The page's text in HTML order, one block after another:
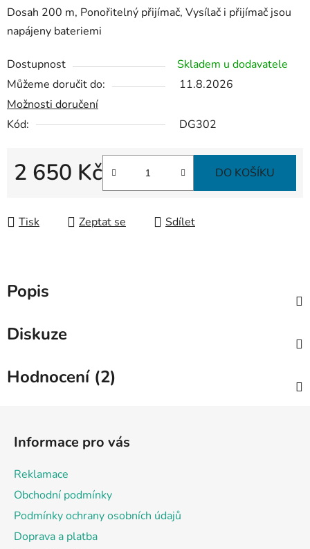
Dosah 200 m, Ponořitelný přijímač, Vysílač i přijímač jsou
napájeny bateriemi
Dostupnost
Skladem u dodavatele
Můžeme doručit do:
11.8.2026
Možnosti doručení
Kód:
DG302
2 650 Kč DO KOŠÍKU
Tisk Zeptat se Sdílet
Popis
Diskuze
Hodnocení (2)
Informace pro vás
Reklamace
Obchodní podmínky
Podmínky ochrany osobních údajů
Doprava a platba